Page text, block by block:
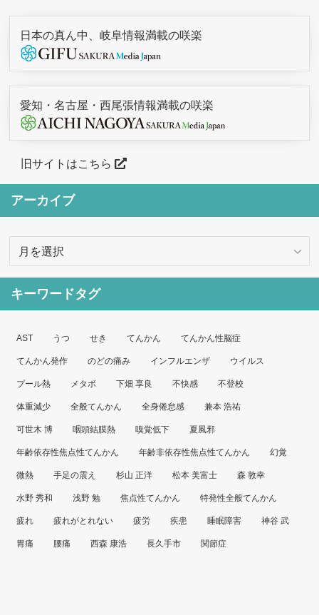
日本の真ん中、岐阜情報満載の咲楽
愛知・名古屋・西尾張情報満載の咲楽
旧サイトはこちら
アーカイブ
カ
イ
キーワードタグ
AST うつ せき てんかん てんかん性脳症
てんかん発作 のどの痛み インフルエンザ ウイルス
プール熱 メタボ 下畑 享良 不快感 不登校
体重減少 全般てんかん 全身倦怠感 兼本 浩祐
可世木 博 咽頭結膜熱 嗅覚低下 夏風邪
年齢依存性焦点性てんかん 年齢非依存性焦点性てんかん 幻覚
微熱 手足の震え 杉山 正洋 松本 美富士 森 敦幸
水野 秀和 浅野 勉 焦点性てんかん 特発性全般てんかん
疲れ 疲れがとれない 疲労 疾患 睡眠障害 神谷 武
胃痛 腰痛 西森 康浩 長久手市 関節症